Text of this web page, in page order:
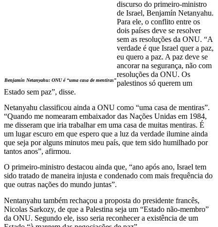
Benjamín Netanyahu: ONU é “uma casa de mentiras”
discurso do primeiro-ministro
de Israel, Benjamín Netanyahu.
Para ele, o conflito entre os
dois países deve se resolver
sem as resoluções da ONU. “A
verdade é que Israel quer a paz,
eu quero a paz. A paz deve se
ancorar na segurança, não com
resoluções da ONU. Os
palestinos só querem um
Estado sem paz”, disse.
Netanyahu classificou ainda a ONU como “uma casa de mentiras”.
“Quando me nomearam embaixador das Nações Unidas em 1984,
me disseram que iria trabalhar em uma casa de muitas mentiras. É
um lugar escuro em que espero que a luz da verdade ilumine ainda
que seja por alguns minutos meu país, que tem sido humilhado por
tantos anos”, afirmou.
O primeiro-ministro destacou ainda que, “ano após ano, Israel tem
sido tratado de maneira injusta e condenado com mais frequência do
que outras nações do mundo juntas”.
Nentanyahu também rechaçou a proposta do presidente francês,
Nicolas Sarkozy, de que a Palestina seja um “Estado não-membro”
da ONU. Segundo ele, isso seria reconhecer a existência de um